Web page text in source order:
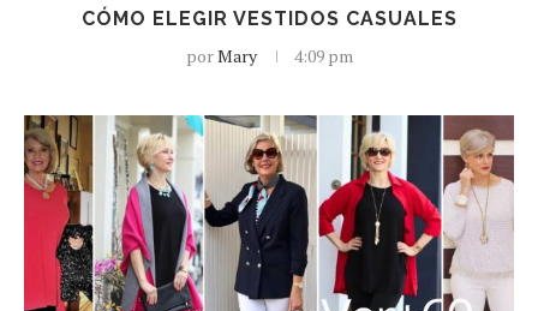
CÓMO ELEGIR VESTIDOS CASUALES
porMary 4:09 pm